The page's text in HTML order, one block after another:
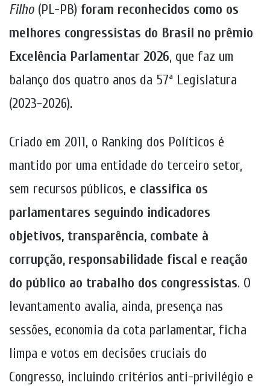
Filho (PL-PB) foram reconhecidos como os
melhores congressistas do Brasil no prêmio
Excelência Parlamentar 2026, que faz um
balanço dos quatro anos da 57ª Legislatura
(2023-2026).
Criado em 2011, o Ranking dos Políticos é
mantido por uma entidade do terceiro setor,
sem recursos públicos, e classifica os
parlamentares seguindo indicadores
objetivos, transparência, combate à
corrupção, responsabilidade fiscal e reação
do público ao trabalho dos congressistas. O
levantamento avalia, ainda, presença nas
sessões, economia da cota parlamentar, ficha
limpa e votos em decisões cruciais do
Congresso, incluindo critérios anti-privilégio e